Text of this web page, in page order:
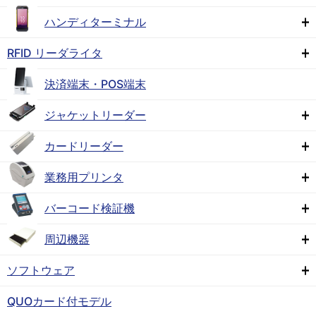
ハンディターミナル
RFID リーダライタ
決済端末・POS端末
ジャケットリーダー
カードリーダー
業務用プリンタ
バーコード検証機
周辺機器
ソフトウェア
QUOカード付モデル